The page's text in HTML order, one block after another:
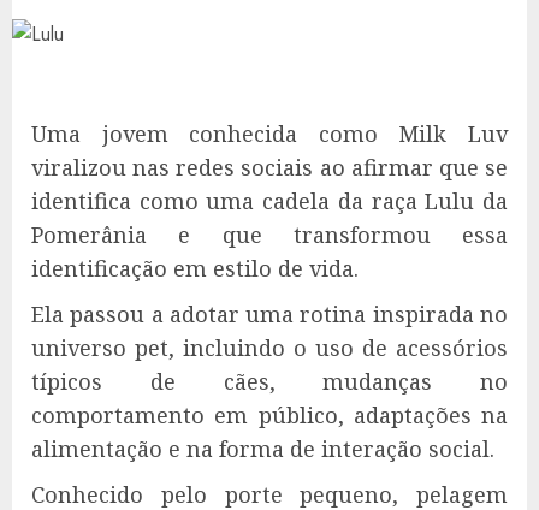
Uma jovem conhecida como Milk Luv
viralizou nas redes sociais ao afirmar que se
identifica como uma cadela da raça Lulu da
Pomerânia e que transformou essa
identificação em estilo de vida.
Ela passou a adotar uma rotina inspirada no
universo pet, incluindo o uso de acessórios
típicos de cães, mudanças no
comportamento em público, adaptações na
alimentação e na forma de interação social.
Conhecido pelo porte pequeno, pelagem